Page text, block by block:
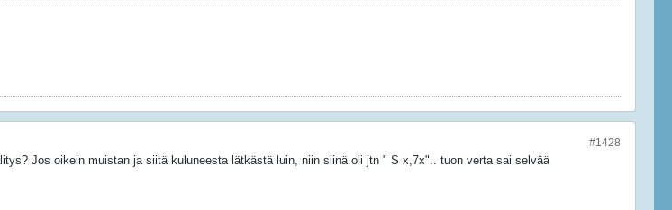
#1428
Jos oikein muistan ja siitä kuluneesta lätkästä luin, niin siinä oli jtn " S x,7x".. tuon verta sai selvää